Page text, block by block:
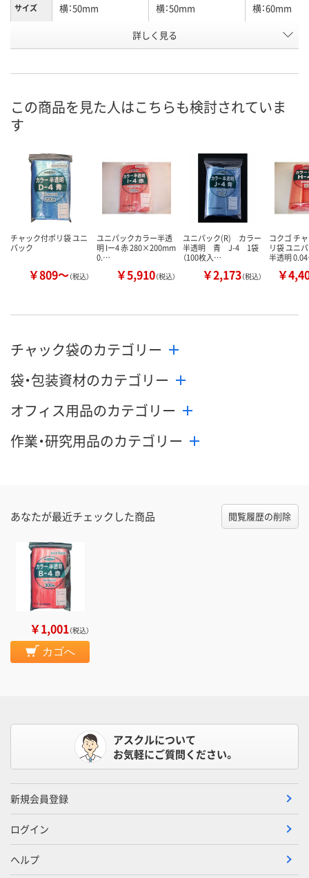
サイズ 横：50mm 横：50mm 横：60mm
半透明ブルー 半透明イエ
号
お届け日
数量
カゴへ
数量
カゴへ カ
詳しく見る
この商品を見た人はこちらも検討されていま
す
チャック付ポリ袋 ユニ
パック
￥809～（税込）
ユニパックカラー半透
明 Iー4 赤 280×200mm
0.…
￥5,910（税込）
ユニパック(R) カラー
半透明 青 J-4 1袋
（100枚入…
￥2,173（税込）
コクゴ チ
リ袋 ユニ
半透明
￥
チャック袋のカテゴリー
袋・包装資材のカテゴリー
オフィス用品のカテゴリー
作業・研究用品のカテゴリー
あなたが最近チェックした商品 閲覧履歴の削除
￥1,001（税込）
カゴへ
アスクルについて
お気軽にご質問ください。
新規会員登録
ログイン
ヘルプ